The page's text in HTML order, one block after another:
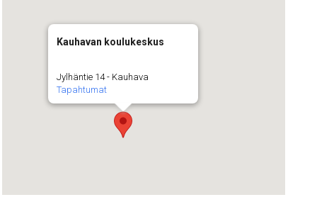
Kauhavan koulukeskus
Jylhäntie 14 - Kauhava
Tapahtumat